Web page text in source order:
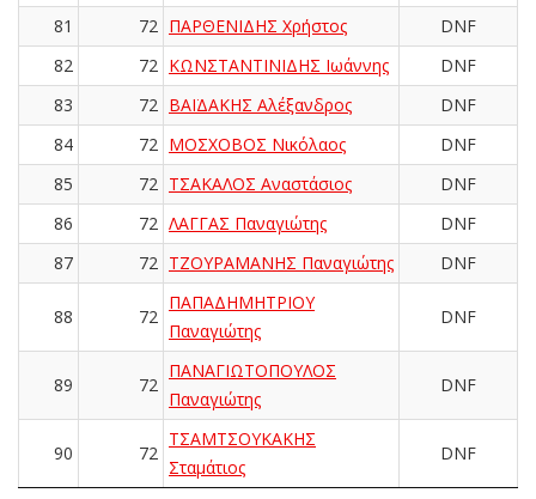
81
72 ΠΑΡΘΕΝΙΔΗΣ Χρήστος
DNF
82
72 ΚΩΝΣΤΑΝΤΙΝΙΔΗΣ Ιωάννης
DNF
83
72 ΒΑΪΔΑΚΗΣ Αλέξανδρος
DNF
84
72 ΜΟΣΧΟΒΟΣ Νικόλαος
DNF
85
72 ΤΣΑΚΑΛΟΣ Αναστάσιος
DNF
86
72 ΛΑΓΓΑΣ Παναγιώτης
DNF
87
72 ΤΖΟΥΡΑΜΑΝΗΣ Παναγιώτης DNF
88 72
ΠΑΠΑΔΗΜΗΤΡΙΟΥ
Παναγιώτης
DNF
89 72
ΠΑΝΑΓΙΩΤΟΠΟΥΛΟΣ
Παναγιώτης
DNF
90 72
ΤΣΑΜΤΣΟΥΚΑΚΗΣ
Σταμάτιος
DNF